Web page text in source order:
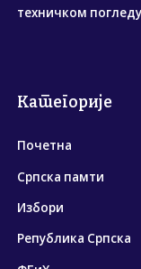
техничком
Категорије
Почетна
Српска памти
Избори
Република Српска